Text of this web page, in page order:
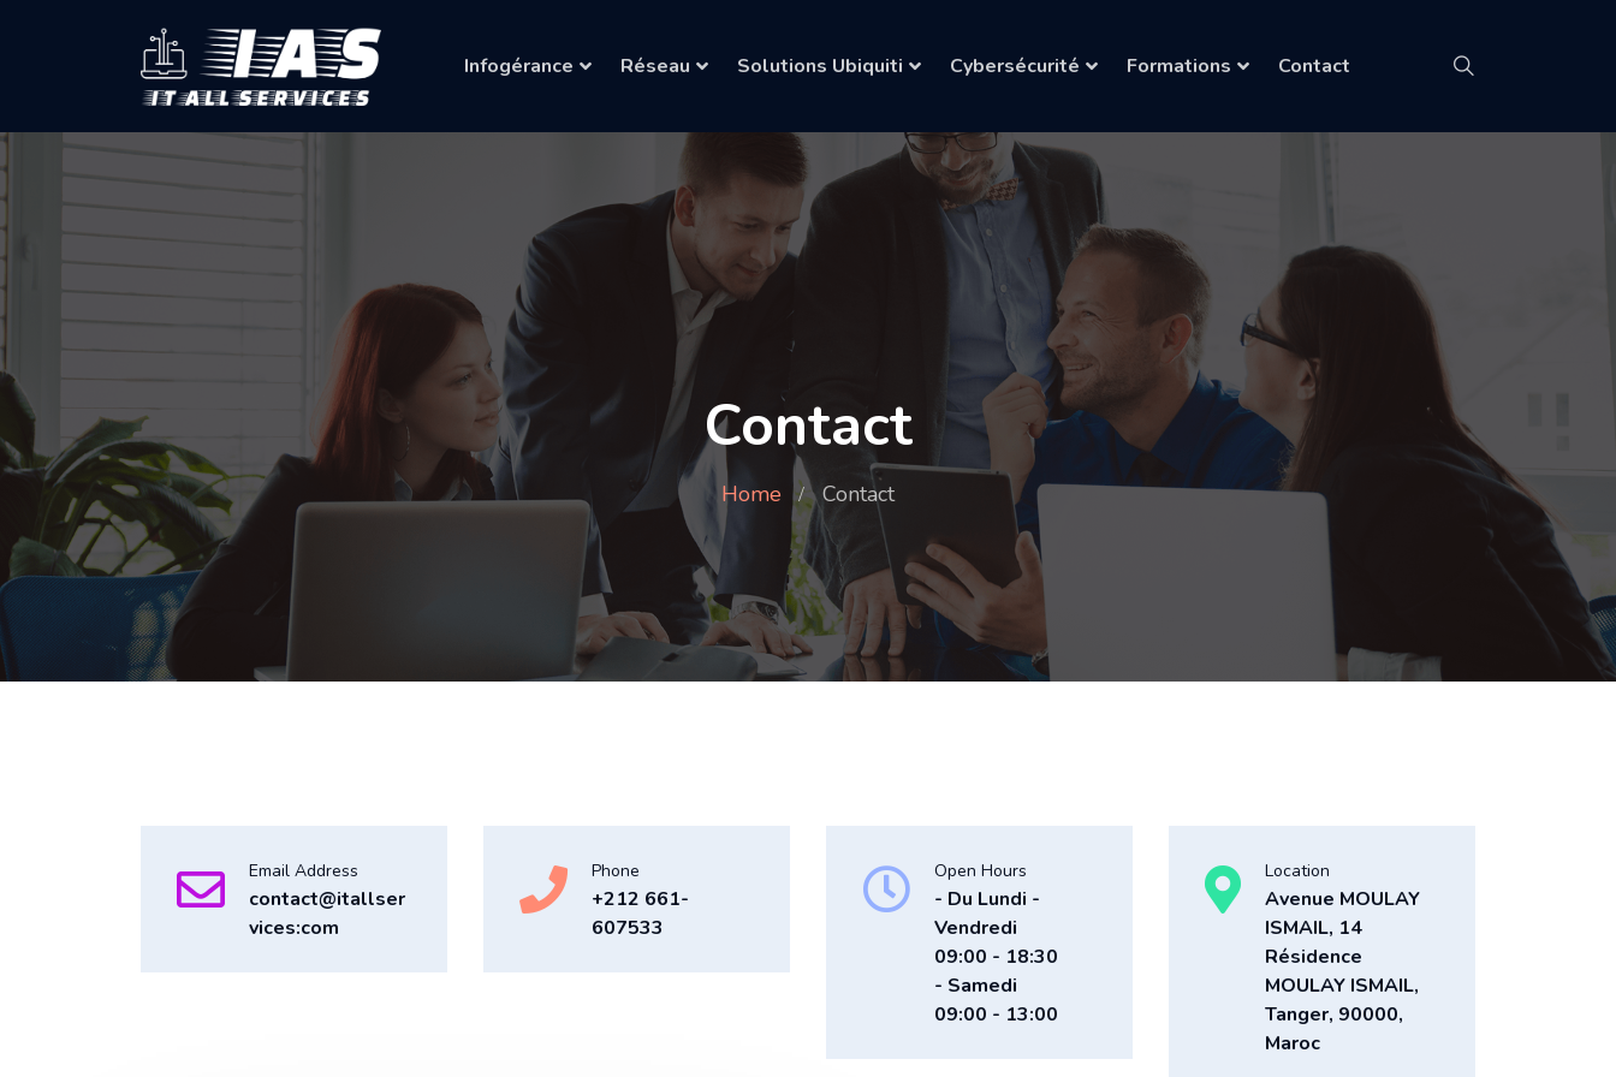
Infogérance Réseau Solutions Ubiquiti Cybersécurité Formations Contact
Contact
Home Contact
Email Address
contact@itallser
vices:com
Phone
+212 661-
607533
Open Hours
- Du Lundi -
Vendredi
09:00 - 18:30
- Samedi
09:00 - 13:00
Location
Avenue MOULAY
ISMAIL, 14
Résidence
MOULAY ISMAIL,
Tanger, 90000,
Maroc